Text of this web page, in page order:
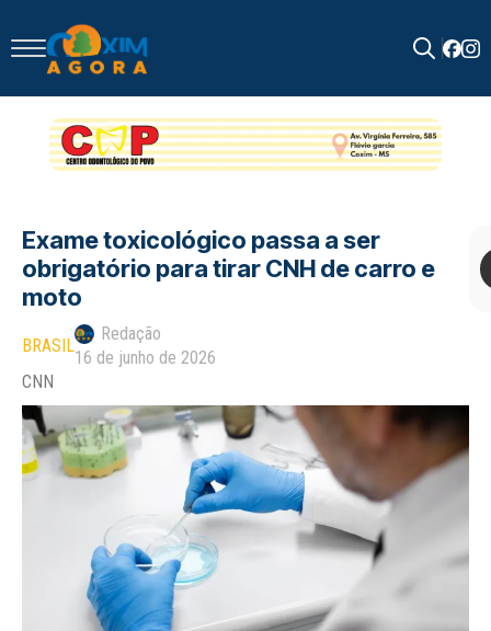
for:
Exame toxicológico passa a ser
obrigatório para tirar CNH de carro e
moto
BRASIL
Redação
16 de junho de 2026
CNN